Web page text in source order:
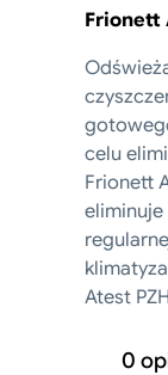
Frionett
celu
Frionett
eliminuje
Atest
0